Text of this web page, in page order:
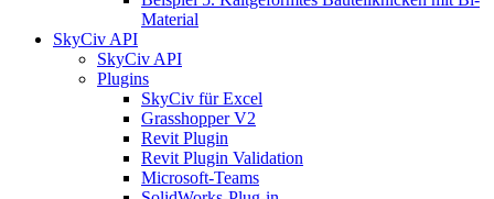
Material
SkyCiv API
SkyCiv API
Plugins
SkyCiv für Excel
Grasshopper V2
Revit Plugin
Revit Plugin Validation
Microsoft-Teams